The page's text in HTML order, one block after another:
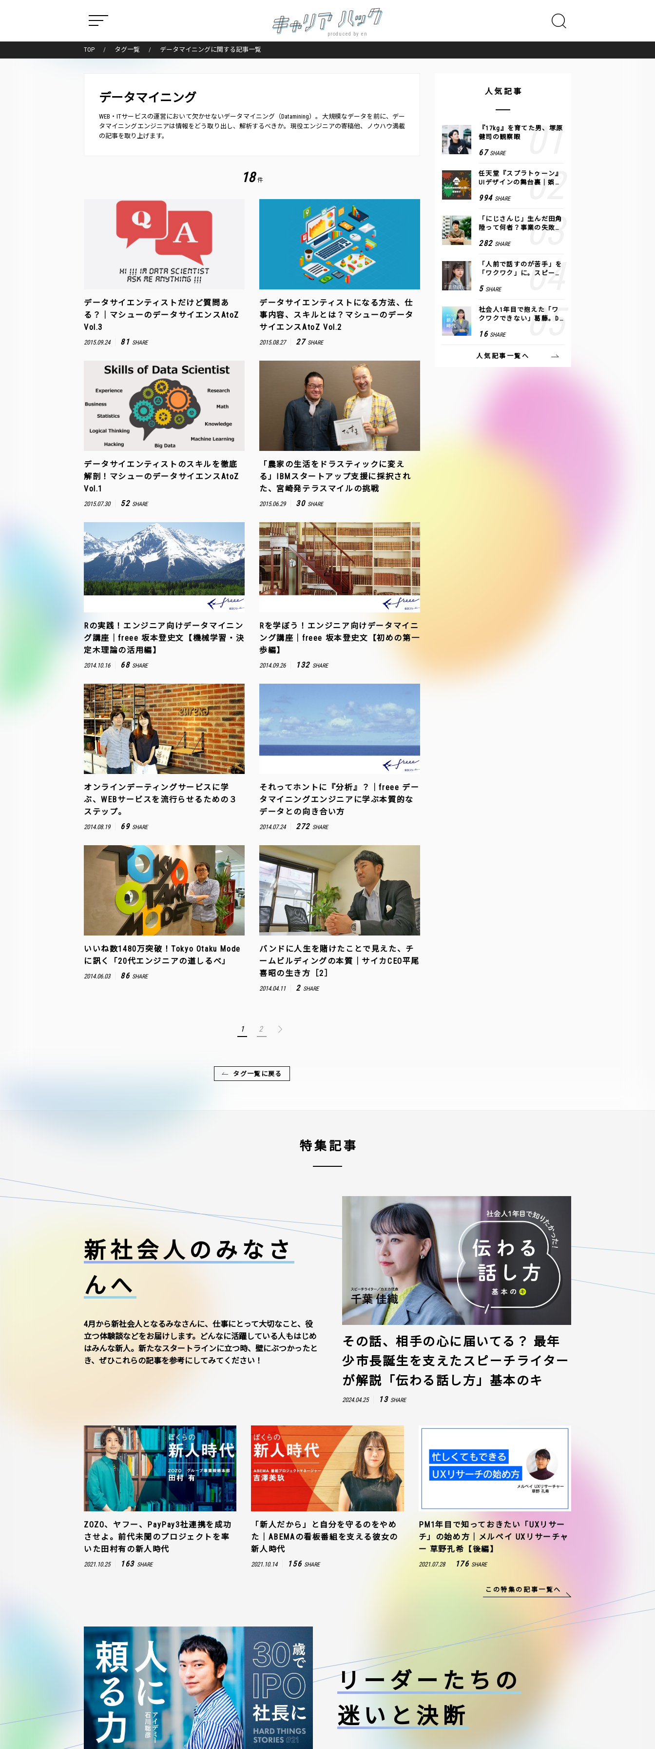
produced by en
TOP タグ一覧 データマイニングに関する記事一覧
データマイニング
WEB・ITサービスの運営において欠かせないデータマイニング（Datamining）。大規模なデータを前に、デー
タマイニングエンジニアは情報をどう取り出し、解析するべきか。現役エンジニアの寄稿他、ノウハウ満載
の記事を取り上げます。
18 件
データサイエンティストだけど質問あ
る？｜マシューのデータサイエンスAtoZ
Vol.3
2015.09.24 81 SHARE
データサイエンティストになる方法、仕
事内容、スキルとは？マシューのデータ
サイエンスAtoZ Vol.2
2015.08.27 27 SHARE
データサイエンティストのスキルを徹底
解剖！マシューのデータサイエンスAtoZ
Vol.1
2015.07.30 52 SHARE
「農家の生活をドラスティックに変え
る」IBMスタートアップ支援に採択され
た、宮崎発テラスマイルの挑戦
2015.06.29 30 SHARE
Rの実践！エンジニア向けデータマイニン
グ講座｜freee 坂本登史文【機械学習・決
定木理論の活用編】
2014.10.16 68 SHARE
Rを学ぼう！エンジニア向けデータマイニ
ング講座｜freee 坂本登史文【初めの第一
歩編】
2014.09.26 132 SHARE
オンラインデーティングサービスに学
ぶ、WEBサービスを流行らせるための３
ステップ。
2014.08.19 69 SHARE
それってホントに『分析』？｜freee デー
タマイニングエンジニアに学ぶ本質的な
データとの向き合い方
2014.07.24 272 SHARE
いいね数1480万突破！Tokyo Otaku Mode
に訊く「20代エンジニアの道しるべ」
2014.06.03 86 SHARE
バンドに人生を賭けたことで見えた、チ
ームビルディングの本質｜サイカCEO平尾
喜昭の生き方［2］
2014.04.11 2 SHARE
1 2
タグ一覧に戻る
人気記事
『17kg』を育てた男、塚原
健司の観察眼
67 SHARE
任天堂『スプラトゥーン』
UIデザインの舞台裏｜娯楽
994 SHARE
「にじさんじ」生んだ田角
陸って何者？事業の失敗
COLOR
282 SHARE
「人前で話すのが苦手」を
「ワクワク」に。スピーチ
方トレーニング」に込めた
5 SHARE
社会人1年目で抱えた「ワ
クワクできない」葛藤。De
つけた、私の生きる道
16 SHARE
人気記事一覧へ
特集記事
新社会人のみなさ
んへ
4月から新社会人となるみなさんに、仕事にとって大切なこと、役
立つ体験談などをお届けします。どんなに活躍している人もはじめ
はみんな新人。新たなスタートラインに立つ時、壁にぶつかったと
き、ぜひこれらの記事を参考にしてみてください！
その話、相手の心に届いてる？ 最年
少市長誕生を支えたスピーチライター
が解説「伝わる話し方」基本のキ
2024.04.25 13 SHARE
ZOZO、ヤフー、PayPay3社連携を成功
させよ。前代未聞のプロジェクトを率
いた田村有の新人時代
2021.10.25 163 SHARE
「新人だから」と自分を守るのをやめ
た｜ABEMAの看板番組を支える彼女の
新人時代
2021.10.14 156 SHARE
PM1年目で知っておきたい「UXリサー
チ」の始め方｜メルペイ UXリサーチャ
ー 草野孔希【後編】
2021.07.28 176 SHARE
この特集の記事一覧へ
リーダーたちの
迷いと決断